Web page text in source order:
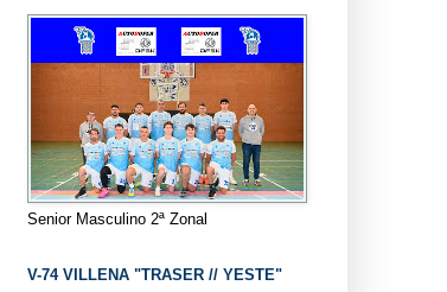
Senior Masculino 2ª Zonal
V-74 VILLENA "TRASER // YESTE"